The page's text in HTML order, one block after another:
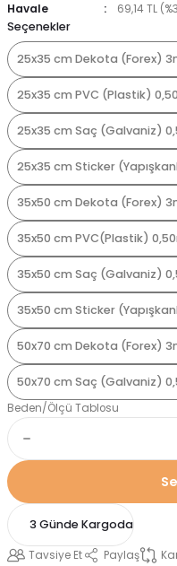
Havale
69,14 TL
Seçenekler
25x35 cm Dekota (Forex)
25x35 cm PVC (Plastik)
25x35 cm Saç (Galvaniz)
25x35 cm Sticker
35x50 cm Dekota (Forex)
35x50 cm PVC(Plastik)
35x50 cm Saç (Galvaniz)
35x50 cm Sticker
50x70 cm Dekota (Forex)
50x70 cm Saç (Galvaniz)
Beden/Ölçü Tablosu
3 Günde Kargoda
Tavsiye Et Paylaş